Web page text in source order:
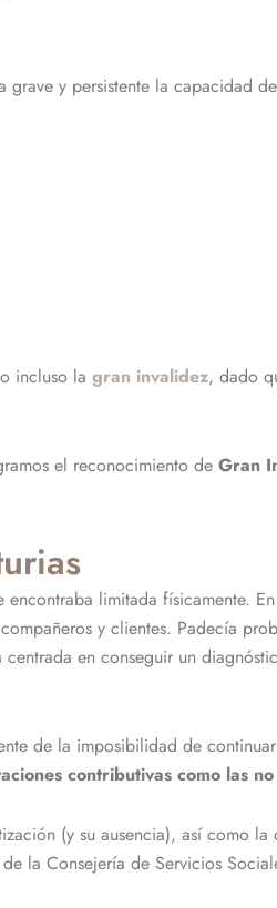
y persistente la capacidad
o incluso la gran invalidez, dado
el reconocimiento de Gran
limitada físicamente.
y clientes. Padecía
en conseguir un
de la imposibilidad de
contributivas como las
(y su ausencia), así como
la Consejería de Servicios